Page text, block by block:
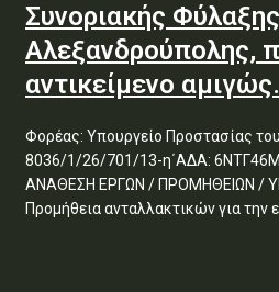
Συνοριακής
Αλεξανδρούπολης,
αντικείμενο
Φορέας: Υπουργείο Προστασίας
8036/1/26/701/13-η΄ΑΔΑ:
ΑΝΑΘΕΣΗ ΕΡΓΩΝ / ΠΡΟΜΗΘΕΙΩΝ /
Προμήθεια ανταλλακτικών για την